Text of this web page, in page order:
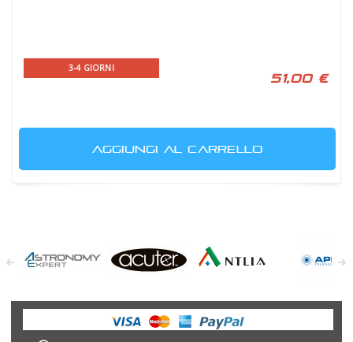
3-4 GIORNI
51,00 €
AGGIUNGI AL CARRELLO
Expert
Telescopes